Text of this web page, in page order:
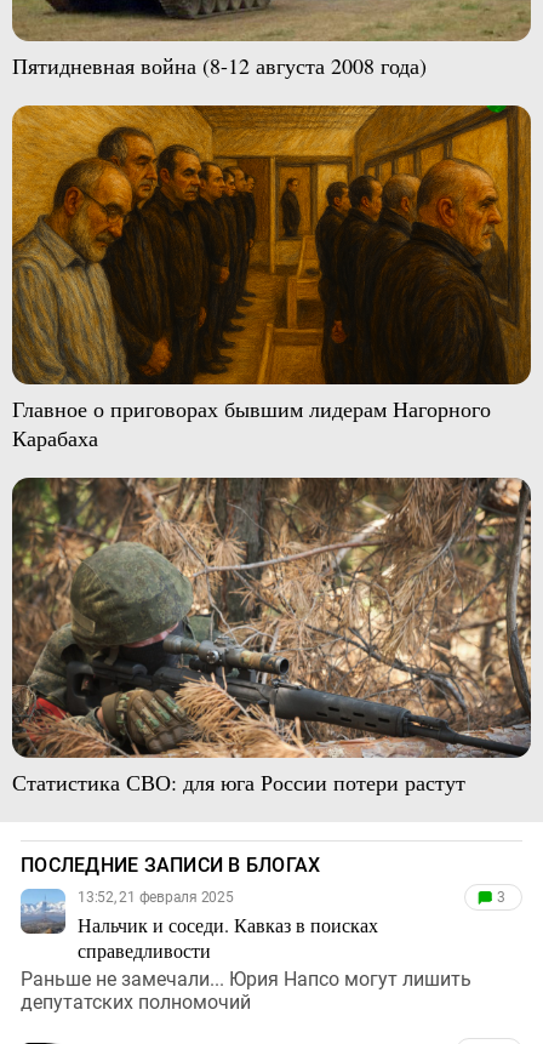
Пятидневная война (8-12 августа 2008 года)
Главное о приговорах бывшим лидерам Нагорного
Карабаха
Статистика СВО: для юга России потери растут
ПОСЛЕДНИЕ ЗАПИСИ В БЛОГАХ
13:52, 21 февраля 2025
Нальчик и соседи. Кавказ в поисках
справедливости
3
Раньше не замечали... Юрия Напсо могут лишить
депутатских полномочий